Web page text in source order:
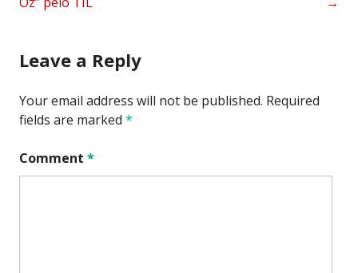
navigation
Leave a Reply
Your email address will not be published. Required
fields are marked *
Comment *